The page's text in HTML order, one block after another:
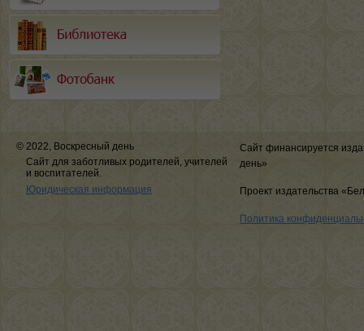
© 2022, Воскресный день
Сайт для заботливых родителей, учителей
и воспитателей.
Юридическая информация
Сайт финансируется
день»
Проект издательства
Политика